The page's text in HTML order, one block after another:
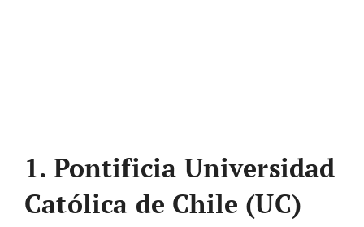
1. Pontificia Universidad
Católica de Chile (UC)